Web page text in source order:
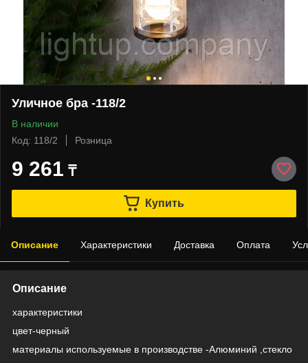
Уличное бра -118/2
В наличии
Код: 118/2
Розница
9 261 ₸
Купить
Описание Характеристики Доставка Оплата
Описание
характеристики
цвет-черный
материалы используемые в производстве -Алюминий ,стекло